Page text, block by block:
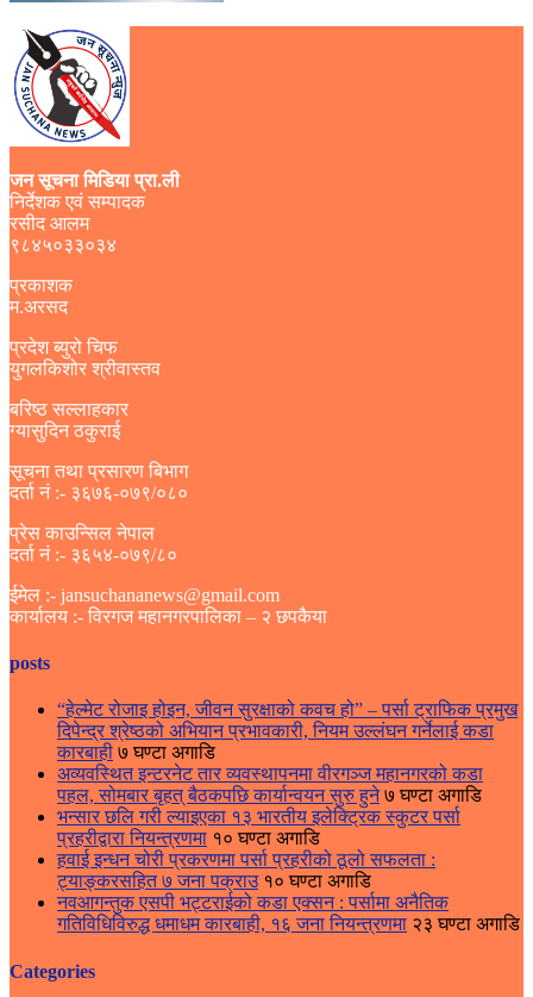
जन सूचना मिडिया प्रा.ली
निर्देशक एवं सम्पादक
रसीद आलम
९८४५०३३०३४
प्रकाशक
म.अरसद
प्रदेश ब्युरो चिफ
युगलकिशोर श्रीवास्तव
बरिष्ठ सल्लाहकार
ग्यासुदिन ठकुराई
सूचना तथा प्रसारण बिभाग
दर्ता नं :- ३६७६-०७९/०८०
प्रेस काउन्सिल नेपाल
दर्ता नं :- ३६५४-०७९/८०
ईमेल :- jansuchananews@gmail.com
कार्यालय :- विरगज महानगरपालिका – २ छपकैया
posts
“हेल्मेट रोजाइ होइन, जीवन सुरक्षाको कवच हो” – पर्सा ट्राफिक प्रमुख
दिपेन्द्र श्रेष्ठको अभियान प्रभावकारी, नियम उल्लंघन गर्नेलाई कडा
कारबाही ७ घण्टा अगाडि
अव्यवस्थित इन्टरनेट तार व्यवस्थापनमा वीरगञ्ज महानगरको कडा
पहल, सोमबार बृहत् बैठकपछि कार्यान्वयन सुरु हुने ७ घण्टा अगाडि
भन्सार छलि गरी ल्याइएका १३ भारतीय इलेक्ट्रिक स्कुटर पर्सा
प्रहरीद्वारा नियन्त्रणमा १० घण्टा अगाडि
हवाई इन्धन चोरी प्रकरणमा पर्सा प्रहरीको ठूलो सफलता :
ट्याङ्करसहित ७ जना पक्राउ १० घण्टा अगाडि
नवआगन्तुक एसपी भट्टराईको कडा एक्सन : पर्सामा अनैतिक
गतिविधिविरुद्ध धमाधम कारबाही, १६ जना नियन्त्रणमा २३ घण्टा अगाडि
Categories